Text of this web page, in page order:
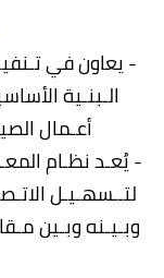
- يعاون في
الـبنـية
أعـمال
- يُعـد نظـام
لتــسهـيـل
وبـيـنه وبـين